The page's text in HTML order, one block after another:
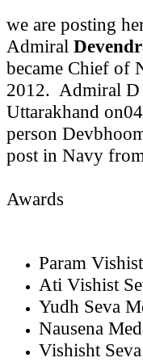
we are posting
Admiral
became Chief of
2012. Admiral
Uttarakhand
person
post in Navy
Awards
Param
Ati Vishist
Yudh Seva
Nausena
Vishisht